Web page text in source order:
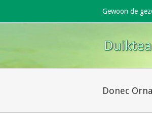
Gewoon de
Donec